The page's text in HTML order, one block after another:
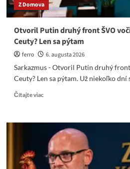
Z Domova
Otvoril Putin druhý front ŠVO
Ceuty? Len sa pýtam
ferro
6. augusta 2026
Sarkazmus - Otvoril Putin druhý
Ceuty? Len sa pýtam. Už niekoľko dní
Čítajte viacRead
Otvoril
Putin
druhý
front
ŠVO